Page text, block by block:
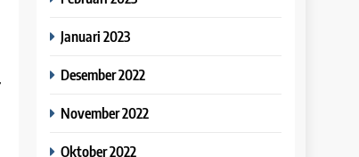
Januari 2023
Desember 2022
November 2022
Oktober 2022